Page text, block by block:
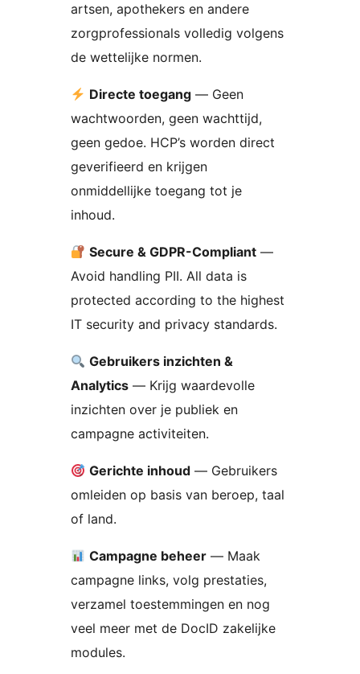
artsen, apothekers en andere
zorgprofessionals volledig volgens
de wettelijke normen.
Directe toegang — Geen
wachtwoorden, geen wachttijd,
geen gedoe. HCP’s worden direct
geverifieerd en krijgen
onmiddellijke toegang tot je
inhoud.
Secure & GDPR-Compliant —
Avoid handling PII. All data is
protected according to the highest
IT security and privacy standards.
Gebruikers inzichten &
Analytics — Krijg waardevolle
inzichten over je publiek en
campagne activiteiten.
Gerichte inhoud — Gebruikers
omleiden op basis van beroep, taal
of land.
Campagne beheer — Maak
campagne links, volg prestaties,
verzamel toestemmingen en nog
veel meer met de DocID zakelijke
modules.